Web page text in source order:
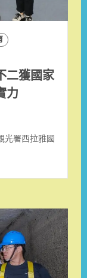
二獲國家
力
光署西拉雅國